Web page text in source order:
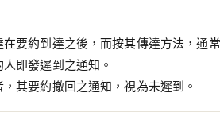
要約到達之後，而按其傳達方法，通
即發遲到之通知。
其要約撤回之通知，視為未遲到。